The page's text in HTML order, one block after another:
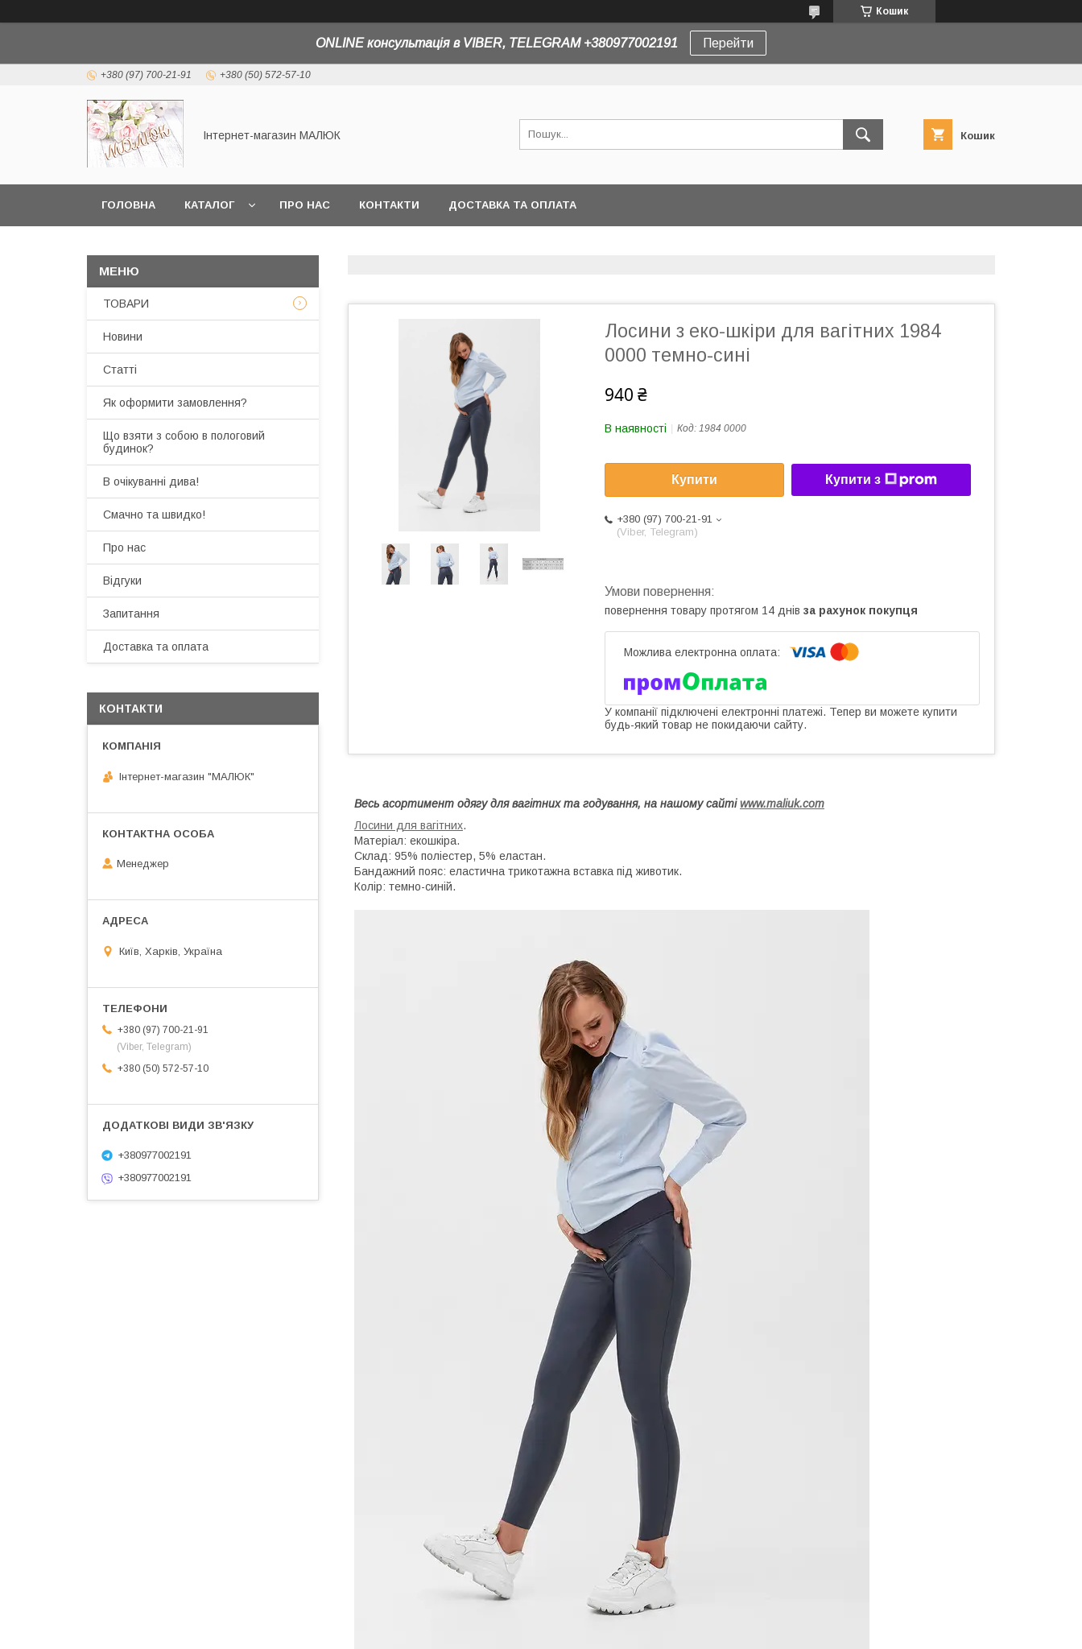
Кошик
ONLINE консультація в VIBER, TELEGRAM +380977002191 Перейти
+380 (97) 700-21-91 +380 (50) 572-57-10
Інтернет-магазин МАЛЮК Кошик
ГОЛОВНА КАТАЛОГ ПРО НАС КОНТАКТИ ДОСТАВКА ТА ОПЛАТА
Лосини з еко-шкіри для вагітних 1984
0000 темно-сині
940 ₴
В наявності Код: 1984 0000
Купити Купити з
+380 (97) 700-21-91
(Viber, Telegram)
повернення товару протягом 14 днів за рахунок покупця
У компанії підключені електронні платежі. Тепер ви можете купити
будь-який товар не покидаючи сайту.
Весь асортимент одягу для вагітних та годування, на нашому сайтіwww.maliuk.com
Лосини для вагітних.
Матеріал: екошкіра.
Склад: 95% поліестер, 5% еластан.
Бандажний пояс: еластична трикотажна вставка під животик.
Колір: темно-синій.
ТОВАРИ
Новини
Статті
Як оформити замовлення?
Що взяти з собою в пологовий
будинок?
В очікуванні дива!
Смачно та швидко!
Про нас
Відгуки
Запитання
Доставка та оплата
КОНТАКТИ
Інтернет-магазин "МАЛЮК"
Менеджер
Київ, Харків, Україна
+380 (97) 700-21-91
(Viber, Telegram)
+380 (50) 572-57-10
+380977002191
+380977002191